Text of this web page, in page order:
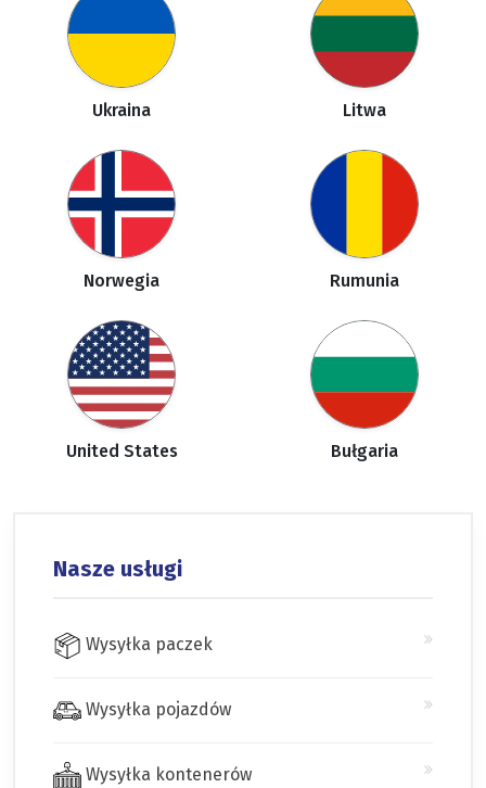
Ukraina Litwa
Norwegia Rumunia
United States Bułgaria
Nasze usługi
Wysyłka paczek
Wysyłka pojazdów
Wysyłka kontenerów